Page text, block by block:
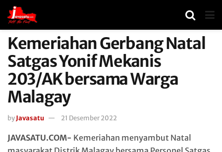
Kemeriahan Gerbang Natal
Satgas Yonif Mekanis
203/AK bersama Warga
Malagay
byJavasatu 21 Desember 2022
JAVASATU.COM- Kemeriahan menyambut Natal